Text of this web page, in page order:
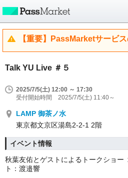
【重要】PassMarketサービ
Talk YU Live ＃５
2025/7/5(土) 12:00 ～ 17:30
受付開始時間 2025/7/5(土) 11:40～
LAMP 御茶ノ水
東京都文京区湯島2-2-1 2階
イベント情報
秋葉友佑とゲストによるトークショー
ト：渡邉響